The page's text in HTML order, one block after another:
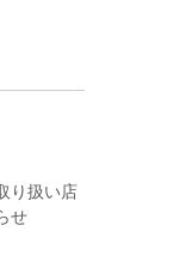
り扱い店
せ